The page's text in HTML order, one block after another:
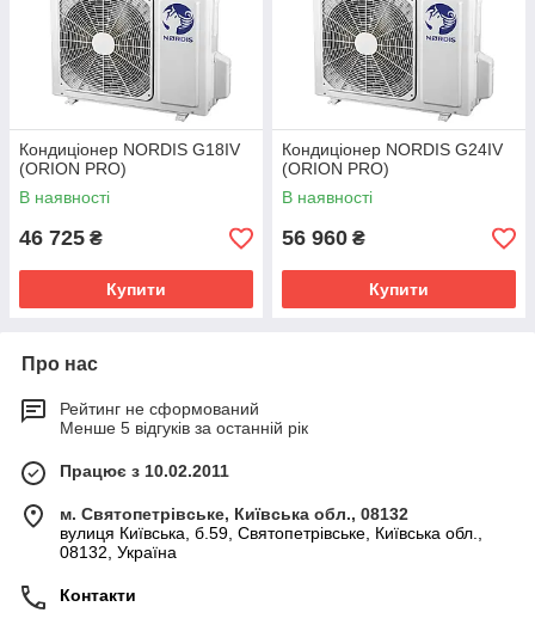
Кондиціонер NORDIS G18IV
(ORION PRO)
В наявності
46 725 ₴
Купити
Кондиціонер NORDIS G24IV
(ORION PRO)
В наявності
56 960 ₴
Купити
Про нас
Рейтинг не сформований
Менше 5 відгуків за останній рік
Працює з 10.02.2011
м. Святопетрівське, Київська обл., 08132
вулиця Київська, б.59, Святопетрівське, Київська обл.,
08132, Україна
Контакти